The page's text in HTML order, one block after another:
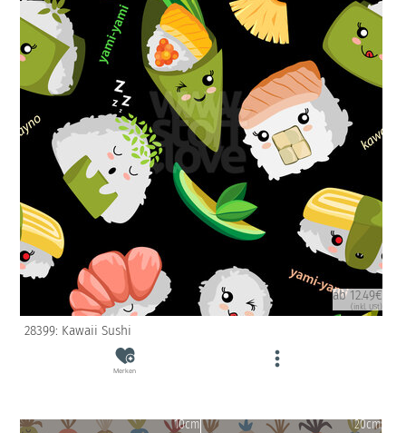
ab 12.49€
(inkl. USt)
28399: Kawaii Sushi
Merken
10cm 20cm